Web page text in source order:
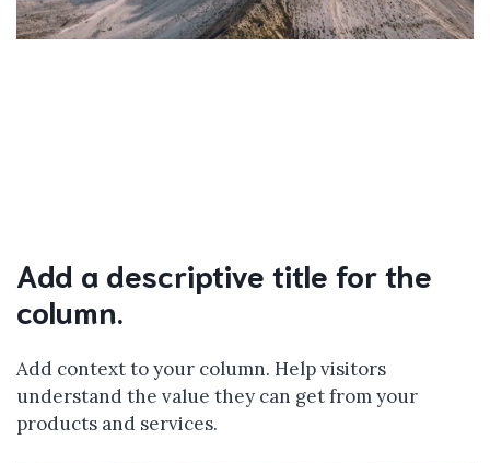
Add a descriptive title for the
column.
Add context to your column. Help visitors
understand the value they can get from your
products and services.